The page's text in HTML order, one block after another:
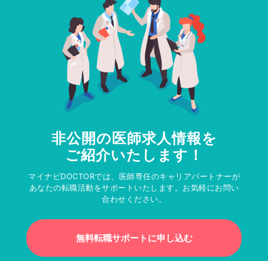
非公開の医師求人情報を
ご紹介いたします！
マイナビDOCTORでは、医師専任のキャリアパートナーが
あなたの転職活動をサポートいたします。お気軽にお問い
合わせください。
無料転職サポートに申し込む